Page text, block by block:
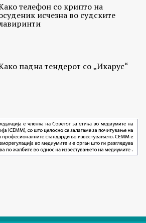
телефон со крипто на
исчезна во судските
падна тендерот со „Икарус“